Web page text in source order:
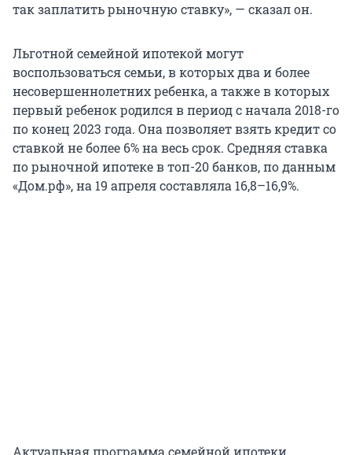
так заплатить рыночную ставку», — сказал он.
Льготной семейной ипотекой могут
воспользоваться семьи, в которых два и более
несовершеннолетних ребенка, а также в которых
первый ребенок родился в период с начала 2018-го
по конец 2023 года. Она позволяет взять кредит со
ставкой не более 6% на весь срок. Средняя ставка
по рыночной ипотеке в топ-20 банков, по данным
«Дом.рф», на 19 апреля составляла 16,8–16,9%.
Актуальная программа семейной ипотеки